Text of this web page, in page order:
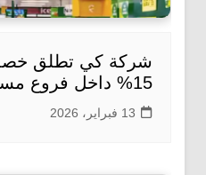
شركة كي تطلق
15% داخل فروع مسواك هايبرماركت.
13 فبراير، 2026